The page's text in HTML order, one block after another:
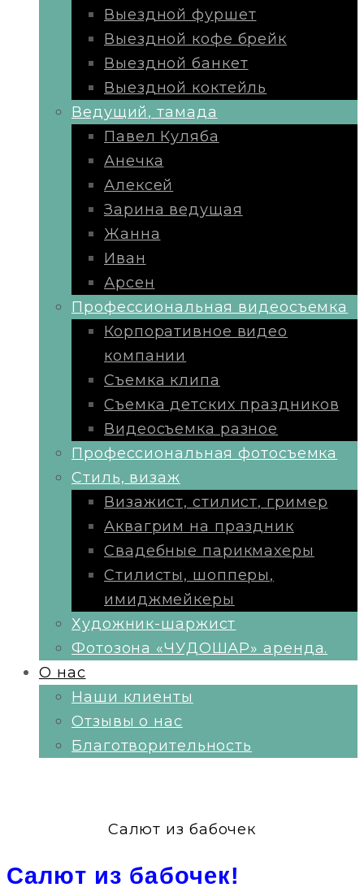
Выездной фуршет
Выездной кофе брейк
Выездной банкет
Выездной коктейль
Ведущий, тамада
Павел Куляба
Анечка
Алексей
Зарина ведущая
Жанна
Иван
Арсен
Профессиональная видеосъемка
Корпоративное видео
компании
Съемка клипа
Съемка детских праздников
Видеосъемка разное
Профессиональная фотосъемка
Стиль, визаж
Визажист, стилист, гример
Аквагрим на праздник
Свадебные парикмахеры
Стилисты, шопперы,
имиджмейкеры
Художник-шаржист
Фотозона «ЧУДОШАР» аренда.
О нас
Наши клиенты
Отзывы о нас
Благотворительность
Салют из бабочек
Салют из бабочек!